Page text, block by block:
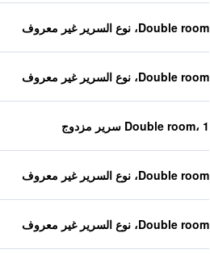
Double room، نوع السرير غير معروف
Double room، نوع السرير غير معروف
Double room، 1 سرير مزدوج
Double room، نوع السرير غير معروف
Double room، نوع السرير غير معروف